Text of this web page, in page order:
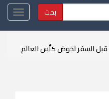
بحث
السفر لخوض كأس العالم